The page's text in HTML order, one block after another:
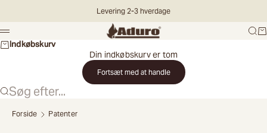
Levering 2-3 hverdage
Aduro DK
Menu Søg
Indkøbskurv
Din indkøbskurv er tom
Fortsæt med at handle
Søg efter...
Vælg
Forside Patenter